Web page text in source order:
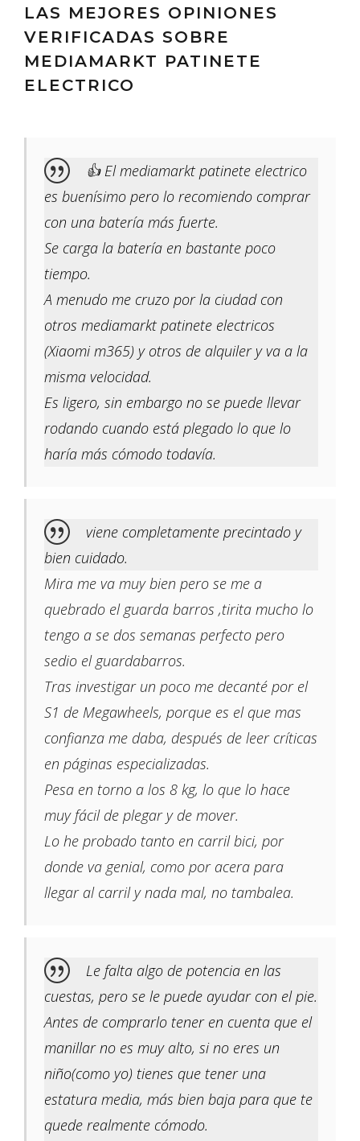
LAS MEJORES OPINIONES
VERIFICADAS SOBRE
MEDIAMARKT PATINETE
ELECTRICO
👍 El mediamarkt patinete electrico
es buenísimo pero lo recomiendo comprar
con una batería más fuerte.
Se carga la batería en bastante poco
tiempo.
A menudo me cruzo por la ciudad con
otros mediamarkt patinete electricos
(Xiaomi m365) y otros de alquiler y va a la
misma velocidad.
Es ligero, sin embargo no se puede llevar
rodando cuando está plegado lo que lo
haría más cómodo todavía.
viene completamente precintado y
bien cuidado.
Mira me va muy bien pero se me a
quebrado el guarda barros ,tirita mucho lo
tengo a se dos semanas perfecto pero
sedio el guardabarros.
Tras investigar un poco me decanté por el
S1 de Megawheels, porque es el que mas
confianza me daba, después de leer críticas
en páginas especializadas.
Pesa en torno a los 8 kg, lo que lo hace
muy fácil de plegar y de mover.
Lo he probado tanto en carril bici, por
donde va genial, como por acera para
llegar al carril y nada mal, no tambalea.
Le falta algo de potencia en las
cuestas, pero se le puede ayudar con el pie.
Antes de comprarlo tener en cuenta que el
manillar no es muy alto, si no eres un
niño(como yo) tienes que tener una
estatura media, más bien baja para que te
quede realmente cómodo.